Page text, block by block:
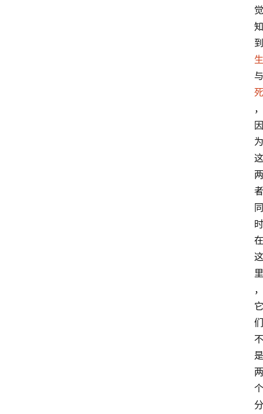
觉
知
到
生
与
死
，
因
为
这
两
者
同
时
在
这
里
，
它
们
不
是
两
个
分